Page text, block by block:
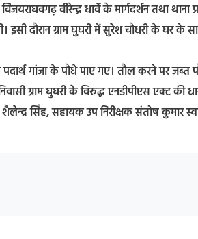
वीरेन्द्र धार्वे के मार्गदर्शन तथा थाना
इसी दौरान ग्राम घुघरी में सुरेश चौधरी के घर
गांजा के पौधे पाए गए। तौल करने पर जब्त
ग्राम घुघरी के विरुद्ध एनडीपीएस एक्ट
शैलेन्द्र सिंह, सहायक उप निरीक्षक संतोष कुमार